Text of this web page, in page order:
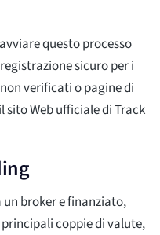
questo processo
sicuro per i
verificati o pagine di
Web ufficiale di Track
broker e finanziato,
coppie di valute,